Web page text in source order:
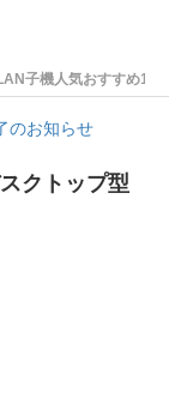
子機人気おすすめ13
のお知らせ
クトップ型